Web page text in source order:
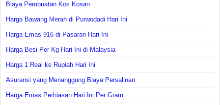
Biaya Pembuatan Kos Kosan
Harga Bawang Merah di Purwodadi Hari Ini
Harga Emas 916 di Pasaran Hari Ini
Harga Besi Per Kg Hari Ini di Malaysia
Harga 1 Real ke Rupiah Hari Ini
Asuransi yang Menanggung Biaya Persalinan
Harga Emas Perhiasan Hari Ini Per Gram